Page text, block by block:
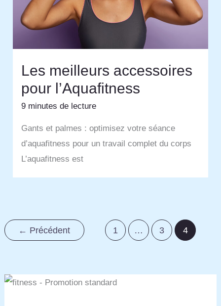
Les meilleurs accessoires
pour l’Aquafitness
9 minutes de lecture
Gants et palmes : optimisez votre séance
d’aquafitness pour un travail complet du corps
L’aquafitness est
← Précédent 1 … 3 4